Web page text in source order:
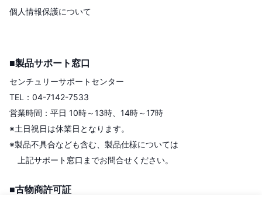
個人情報保護について
■製品サポート窓口
センチュリーサポートセンター
TEL：04-7142-7533
営業時間：平日 10時～13時、14時～17時
※土日祝日は休業日となります。
※製品不具合なども含む、製品仕様については
上記サポート窓口までお問合せください。
■古物商許可証